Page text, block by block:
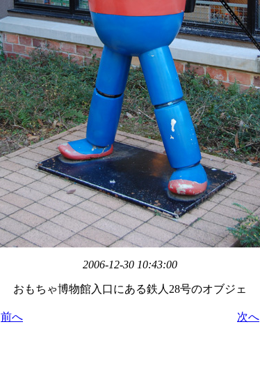
2006-12-30 10:43:00
おもちゃ博物館入口にある鉄人28号のオブジェ
前へ 次へ